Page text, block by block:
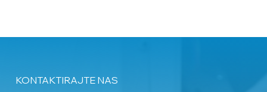
KONTAKTIRAJTE NAS